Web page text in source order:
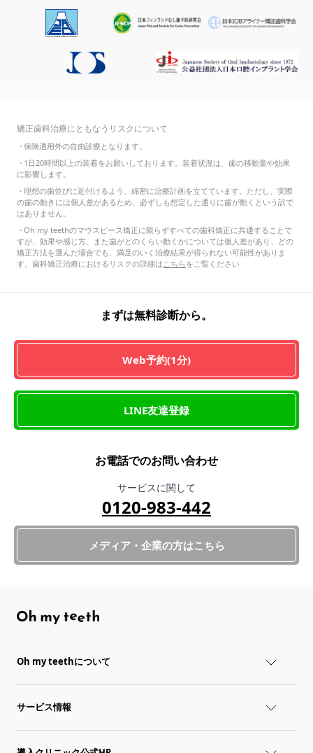
矯正歯科治療にともなうリスクについて
・保険適用外の自由診療となります。
・ 1日20時間以上の装着をお願いしております。装着状況は、歯の移動量や効果
に影響します。
・理想の歯並びに近付けるよう、綿密に治療計画を立てています。ただし、実際
の歯の動きには個人差があるため、必ずしも想定した通りに歯が動くという訳で
はありません。
・Oh my teethのマウスピース矯正に限らずすべての歯科矯正に共通することで
すが、効果や感じ方、また歯がどのくらい動くかについては個人差があり、どの
矯正方法を選んだ場合でも、満足のいく治療結果が得られない可能性がありま
す。歯科矯正治療におけるリスクの詳細はこちらをご覧ください
まずは無料診断から。
Web予約(1分)
LINE友達登録
お電話でのお問い合わせ
サービスに関して
0120-983-442
メディア・企業の方はこちら
Oh my teethについて
サービス情報